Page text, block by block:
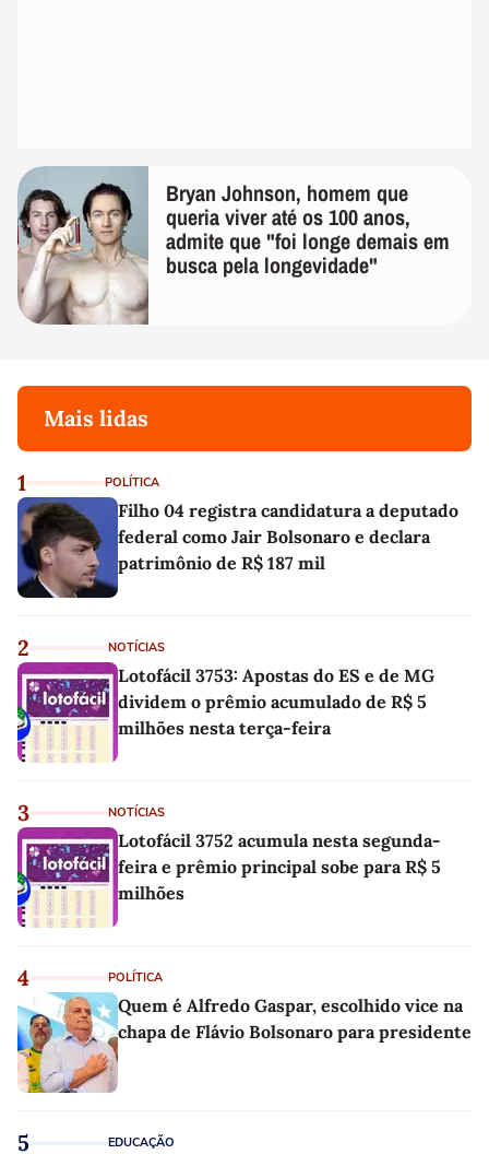
Bryan Johnson, homem que
queria viver até os 100 anos,
admite que "foi longe demais em
busca pela longevidade"
Mais lidas
1 POLÍTICA
Filho 04 registra candidatura a deputado
federal como Jair Bolsonaro e declara
patrimônio de R$ 187 mil
2 NOTÍCIAS
Lotofácil 3753: Apostas do ES e de MG
dividem o prêmio acumulado de R$ 5
milhões nesta terça-feira
3 NOTÍCIAS
Lotofácil 3752 acumula nesta segunda-
feira e prêmio principal sobe para R$ 5
milhões
4 POLÍTICA
Quem é Alfredo Gaspar, escolhido vice na
chapa de Flávio Bolsonaro para presidente
5 EDUCAÇÃO